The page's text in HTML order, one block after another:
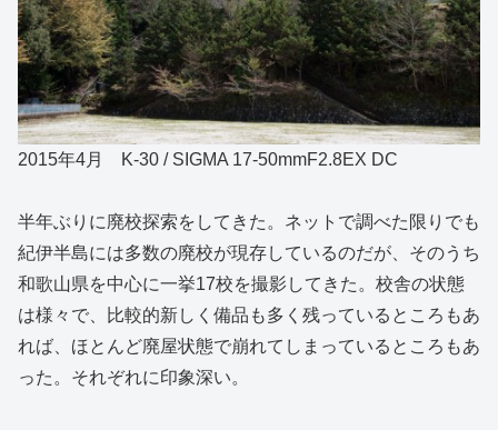
2015年4月 K-30 / SIGMA 17-50mmF2.8EX DC
半年ぶりに廃校探索をしてきた。ネットで調べた限りでも
紀伊半島には多数の廃校が現存しているのだが、そのうち
和歌山県を中心に一挙17校を撮影してきた。校舎の状態
は様々で、比較的新しく備品も多く残っているところもあ
れば、ほとんど廃屋状態で崩れてしまっているところもあ
った。それぞれに印象深い。